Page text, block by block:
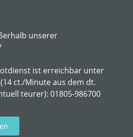
unserer
ist erreichbar unter
ct./Minute aus dem dt.
teurer): 01805-986700